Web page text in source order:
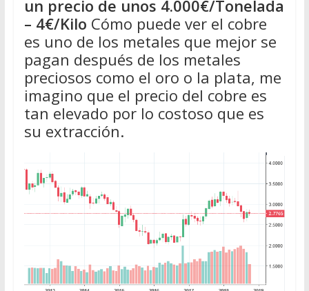
un precio de unos 4.000€/Tonelada
– 4€/Kilo Cómo puede ver el cobre
es uno de los metales que mejor se
pagan después de los metales
preciosos como el oro o la plata, me
imagino que el precio del cobre es
tan elevado por lo costoso que es
su extracción.